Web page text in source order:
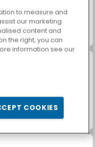
Solitaire Social
Jewel Garden Story
to measure and
our marketing
content and
the right, you can
information see our
COOKIES